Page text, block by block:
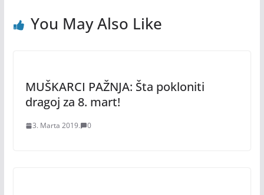
You May Also Like
MUŠKARCI PAŽNJA: Šta pokloniti
dragoj za 8. mart!
3. Marta 2019. 0